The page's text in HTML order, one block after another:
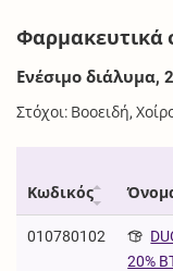
Φαρμακευτικά
Ενέσιμο διάλυμα,
Στόχοι: Βοοειδή,
Κωδικός
010780102
20%